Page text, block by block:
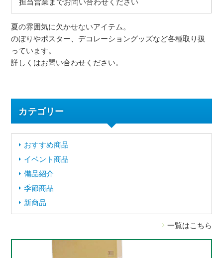
担当営業までお問い合わせください
夏の雰囲気に欠かせないアイテム。
のぼりやポスター、デコレーショングッズなど各種取り扱
っています。
詳しくはお問い合わせください。
カテゴリー
おすすめ商品
イベント商品
備品紹介
季節商品
新商品
一覧はこちら